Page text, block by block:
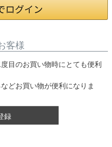
客様
目のお買い物時にとても便利
どお買い物が便利になりま
録